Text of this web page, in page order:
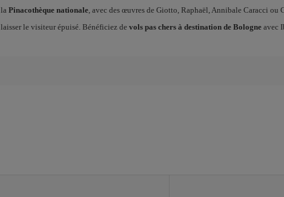
la Pinacothèque nationale, avec des œuvres de Giotto, Raphaël, Annibale Caracci ou
laisser le visiteur épuisé. Bénéficiez de vols pas chers à destination de Bologneavec